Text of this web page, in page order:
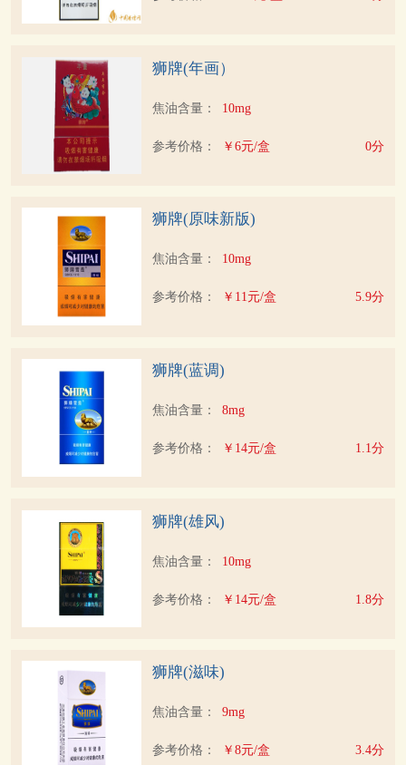
狮牌(年画）
焦油含量： 10mg
参考价格： ￥6元/盒 0分
狮牌(原味新版)
焦油含量： 10mg
参考价格： ￥11元/盒 5.9分
狮牌(蓝调)
焦油含量： 8mg
参考价格： ￥14元/盒 1.1分
狮牌(雄风)
焦油含量： 10mg
参考价格： ￥14元/盒 1.8分
狮牌(滋味)
焦油含量： 9mg
参考价格： ￥8元/盒 3.4分